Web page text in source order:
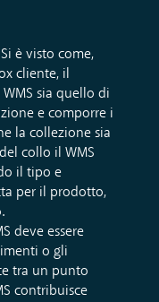
è visto come,
cliente, il
sia quello di
e comporre i
la collezione sia
collo il WMS
il tipo e
per il prodotto,
deve essere
o gli
tra un punto
contribuisce